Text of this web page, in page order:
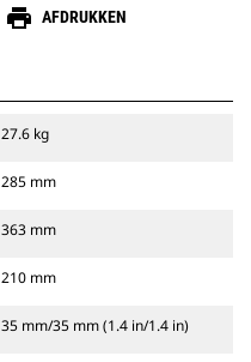
print AFDRUKKEN
27.6 kg
285 mm
363 mm
210 mm
35 mm/35 mm (1.4 in/1.4 in)